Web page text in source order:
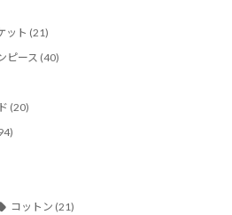
ット (21)
ピース (40)
(20)
コットン (21)